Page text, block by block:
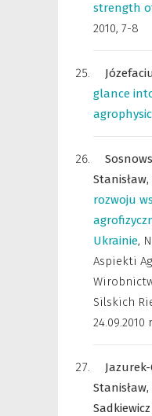
strength
2010, 7-8
glance
Stanisław,
rozwoju
Ukrainie,
Aspiekti
Silskich
24.09.2010
Stanisław,
Sadkiewicz